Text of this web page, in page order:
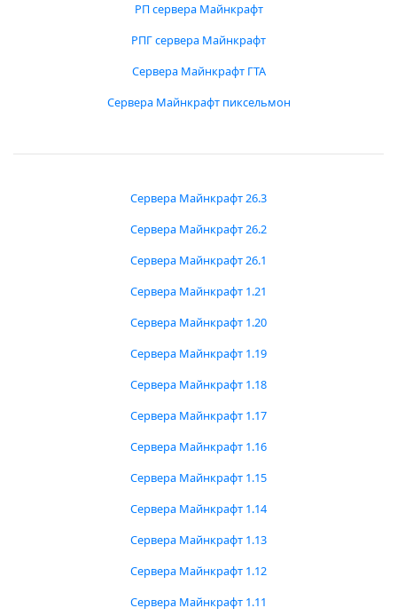
РП сервера Майнкрафт
РПГ сервера Майнкрафт
Сервера Майнкрафт ГТА
Сервера Майнкрафт пиксельмон
Сервера Майнкрафт 26.3
Сервера Майнкрафт 26.2
Сервера Майнкрафт 26.1
Сервера Майнкрафт 1.21
Сервера Майнкрафт 1.20
Сервера Майнкрафт 1.19
Сервера Майнкрафт 1.18
Сервера Майнкрафт 1.17
Сервера Майнкрафт 1.16
Сервера Майнкрафт 1.15
Сервера Майнкрафт 1.14
Сервера Майнкрафт 1.13
Сервера Майнкрафт 1.12
Сервера Майнкрафт 1.11